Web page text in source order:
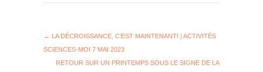
← LA DÉCROISSANCE, C’EST MAINTENANT! | ACTIVITÉS
SCIENCES-MOI 7 MAI 2023
RETOUR SUR UN PRINTEMPS SOUS LE SIGNE DE LA